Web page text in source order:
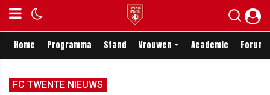
Home Programma Stand Vrouwen Academie Forum
FC TWENTE NIEUWS